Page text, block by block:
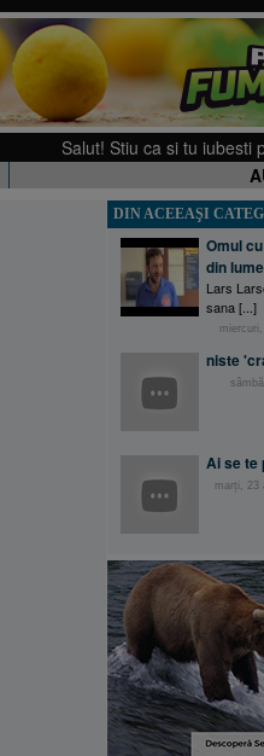
Salut! Stiu ca si tu iubesti
DIN ACEEAŞI
Omul
din lume
Lars
sana [...]
niste
Ai se te
marți, 23